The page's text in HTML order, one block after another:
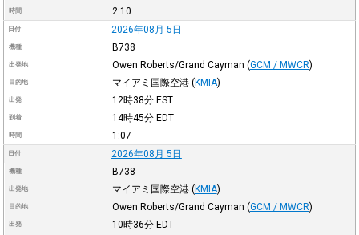
時間 2:10
日付 2026年08月 5日
機種 B738
出発地 Owen Roberts/Grand Cayman (GCM / MWCR)
目的地 マイアミ国際空港 (KMIA)
出発 12時38分 EST
到着 14時45分 EDT
時間 1:07
日付 2026年08月 5日
機種 B738
出発地 マイアミ国際空港 (KMIA)
目的地 Owen Roberts/Grand Cayman (GCM / MWCR)
出発 10時36分 EDT